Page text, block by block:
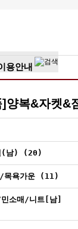
용안내
복&자켓&
(남) (20)
/목욕가운 (11)
소매/니트[남]